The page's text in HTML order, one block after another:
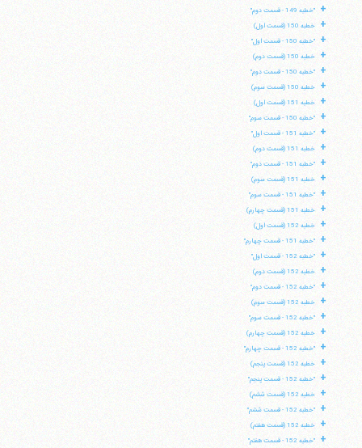
+ "خطبه 149 - قسمت دوم"
+ خطبه 150 (قسمت اول)
+ "خطبه 150 - قسمت اول"
+ خطبه 150 (قسمت دوم)
+ "خطبه 150 - قسمت دوم"
+ خطبه 150 (قسمت سوم)
+ خطبه 151 (قسمت اول)
+ "خطبه 150 - قسمت سوم"
+ "خطبه 151 - قسمت اول"
+ خطبه 151 (قسمت دوم)
+ "خطبه 151 - قسمت دوم"
+ خطبه 151 (قسمت سوم)
+ "خطبه 151 - قسمت سوم"
+ خطبه 151 (قسمت چهارم)
+ خطبه 152 (قسمت اول)
+ "خطبه 151 - قسمت چهارم"
+ "خطبه 152 - قسمت اول"
+ خطبه 152 (قسمت دوم)
+ "خطبه 152 - قسمت دوم"
+ خطبه 152 (قسمت سوم)
+ "خطبه 152 - قسمت سوم"
+ خطبه 152 (قسمت چهارم)
+ "خطبه 152 - قسمت چهارم"
+ خطبه 152 (قسمت پنجم)
+ "خطبه 152 - قسمت پنجم"
+ خطبه 152 (قسمت ششم)
+ "خطبه 152 - قسمت ششم"
+ خطبه 152 (قسمت هفتم)
+ "خطبه 152 - قسمت هفتم"